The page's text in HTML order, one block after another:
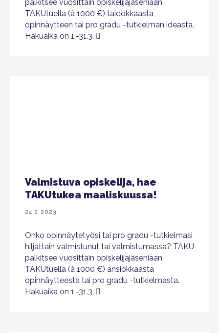
palkitsee vuosittain opiskelijajäseniään
TAKUtuella (à 1000 €) taidokkaasta
opinnäytteen tai pro gradu -tutkielman ideasta.
Hakuaika on 1.-31.3.
Valmistuva opiskelija, hae
TAKUtukea maaliskuussa!
24.2.2023
Onko opinnäytetyösi tai pro gradu -tutkielmasi
hiljattain valmistunut tai valmistumassa? TAKU
palkitsee vuosittain opiskelijajäseniään
TAKUtuella (à 1000 €) ansiokkaasta
opinnäytteestä tai pro gradu -tutkielmasta.
Hakuaika on 1.-31.3.